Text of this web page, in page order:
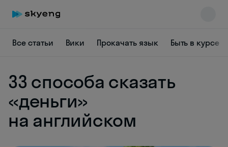
Все статьи Вики Прокачать язык Быть в курсе
33 способа сказать
«деньги»
на английском
Skyeng Chat
online